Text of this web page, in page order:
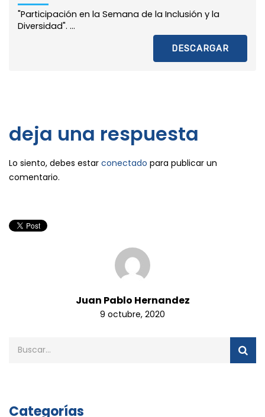
"Participación en la Semana de la Inclusión y la
Diversidad". ...
DESCARGAR
deja una respuesta
Lo siento, debes estar conectado para publicar un
comentario.
Juan Pablo Hernandez
9 octubre, 2020
Categorías